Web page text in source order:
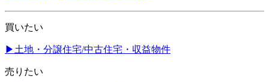
買いたい
▶ 土地・分譲住宅/中古住宅・収益物件
売りたい